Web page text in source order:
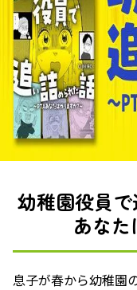
幼稚園役員
あな
息子が春から幼稚園